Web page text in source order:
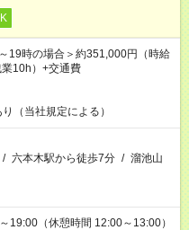
19時の場合＞約351,000円（時給
10h）+交通費
（当社規定による）
/ 六本木駅から徒歩7分 / 溜池山
19:00（休憩時間 12:00～13:00）